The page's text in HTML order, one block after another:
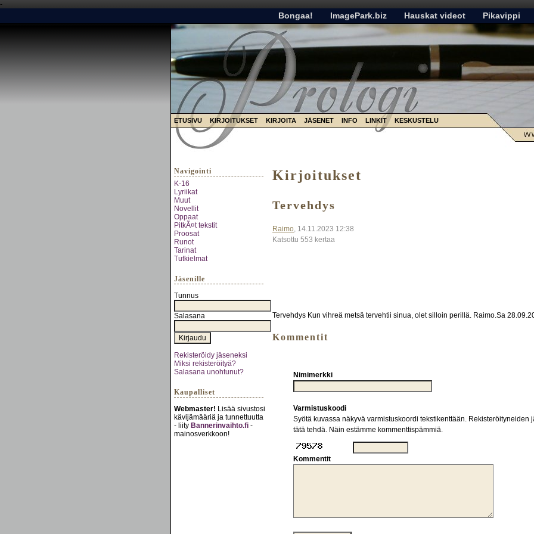
-
Bongaa! ImagePark.biz Hauskat videot Pikavippi
ETUSIVU KIRJOITUKSET KIRJOITA JÄSENET INFO LINKIT KESKUSTELU
Navigointi
K-16
Lyriikat
Muut
Novellit
Oppaat
PitkÃ¤t tekstit
Proosat
Runot
Tarinat
Tutkielmat
Jäsenille
Tunnus
Salasana
Rekisteröidy jäseneksi
Miksi rekisteröityä?
Salasana unohtunut?
Kaupalliset
Webmaster! Lisää sivustosi
kävijämääriä ja tunnettuutta
- liity Bannerinvaihto.fi -
mainosverkkoon!
Kirjoitukset
Tervehdys
Raimo, 14.11.2023 12:38
Katsottu 553 kertaa
Tervehdys Kun vihreä metsä tervehtii sinua, olet silloin perillä. Raimo.Sa
Kommentit
Nimimerkki
Varmistuskoodi
Syötä kuvassa näkyvä varmistuskoordi tekstikenttään. Rekisteröityneiden
tätä tehdä. Näin estämme kommenttispämmiä.
Kommentit